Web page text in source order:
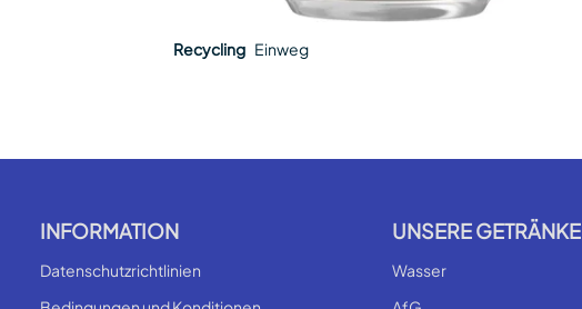
Recycling Einweg
INFORMATION
Datenschutzrichtlinien
UNSERE GETRÄNKE
Wasser